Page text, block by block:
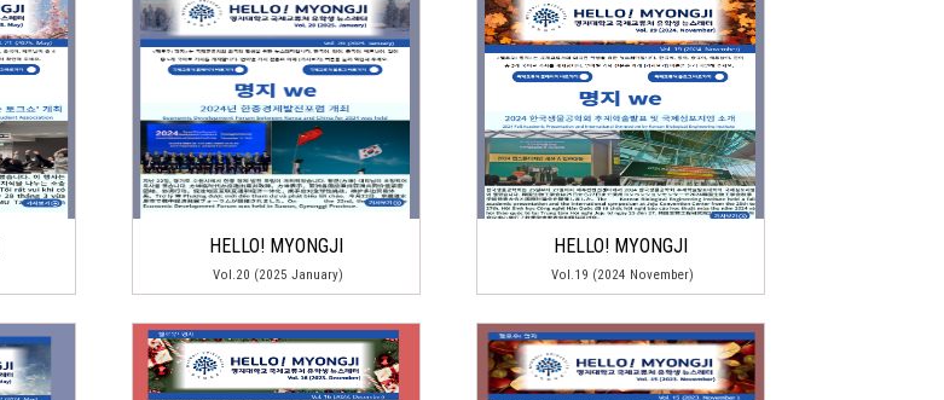
HELLO! MYONGJI
Vol.20 (2025 January)
HELLO! MYONGJI
Vol.19 (2024 November)